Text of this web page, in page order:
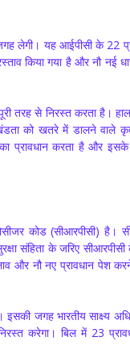
लेगी। यह आईपीसी के 22
किया गया है और नौ नई
तरह से निरस्त करता है।
को खतरे में डालने वाले
प्रावधान करता है और इसके
कोड (सीआरपीसी) है।
संहिता के जरिए सीआरपीसी
और नौ नए प्रावधान पेश
इसकी जगह भारतीय साक्ष्य
करेगा। बिल में 23